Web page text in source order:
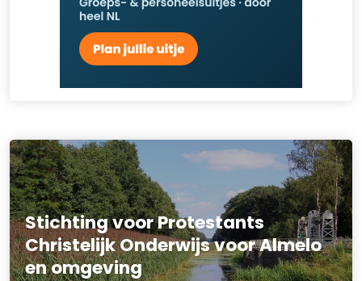
Stichting voor Protestants
Christelijk Onderwijs voor Almelo
en omgeving